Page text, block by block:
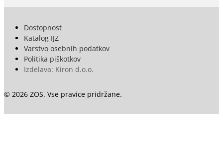
© 2026 ZOS. Vse pravice pridržane.
Dostopnost
Katalog IJZ
Varstvo osebnih podatkov
Politika piškotkov
Izdelava: Kiron d.o.o.